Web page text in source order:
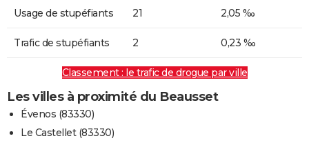
Usage de stupéfiants 21 2,05 ‰
Trafic de stupéfiants 2 0,23 ‰
Classement : le trafic de drogue par ville
Les villes à proximité du Beausset
Évenos (83330)
Le Castellet (83330)